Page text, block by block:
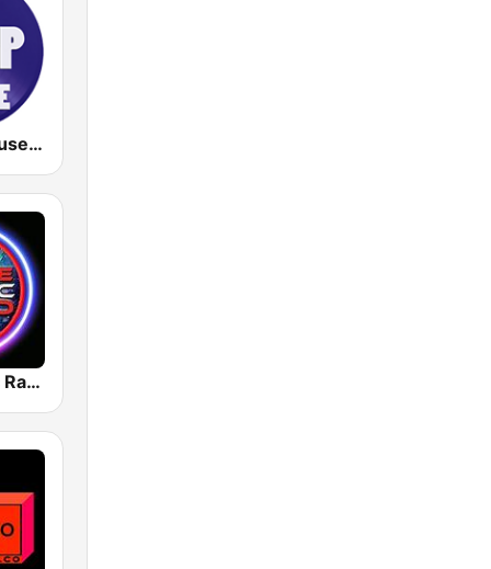
Old Deep House Music
House Music Radio